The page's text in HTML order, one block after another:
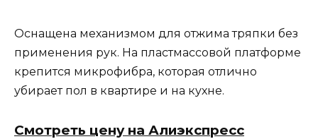
Оснащена механизмом для отжима тряпки без
применения рук. На пластмассовой платформе
крепится микрофибра, которая отлично
убирает пол в квартире и на кухне.
Смотреть цену на Алиэкспресс